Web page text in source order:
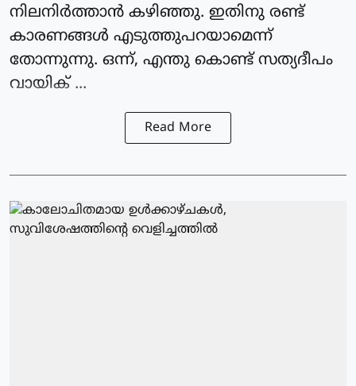
നിലനിർത്താൻ കഴിഞ്ഞു. ഇതിനു രണ്ട്
കാരണങ്ങൾ എടുത്തുപറയാമെന്ന്
തോന്നുന്നു. ഒന്ന്, എന്തു കൊണ്ട് സത്യദീപം
വായിക് ...
Read More